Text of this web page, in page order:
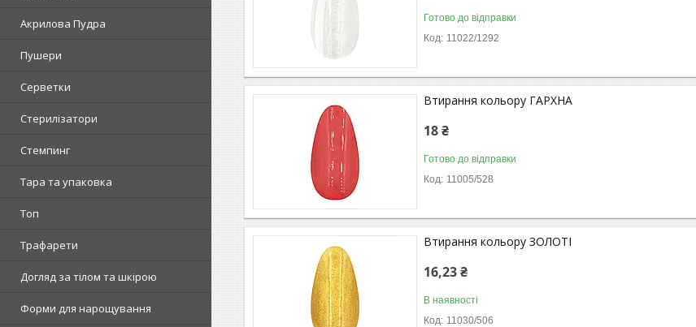
Акрилова Пудра
Пушери
Серветки
Стерилізатори
Стемпинг
Тара та упаковка
Топ
Трафарети
Догляд за тілом та шкірою
Форми для нарощування
Готово до відправки
11022/1292
Втирання кольору ГАРХНА
18 ₴
Готово до відправки
11005/528
Втирання кольору ЗОЛОТІ
16,23 ₴
В наявності
11030/506